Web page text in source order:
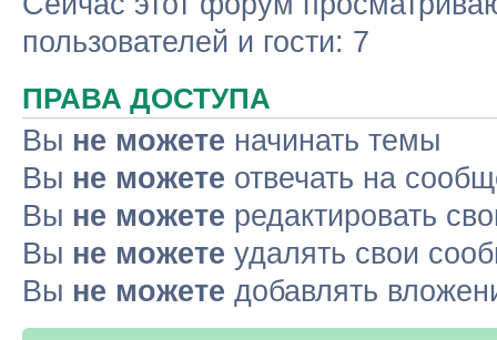
пользователей и гости: 7
ПРАВА ДОСТУПА
Вы не можете начинать темы
Вы не можете отвечать на
Вы не можете редактировать
Вы не можете удалять свои
Вы не можете добавлять